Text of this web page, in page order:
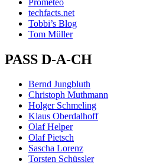
techfacts.net
Tobbi’s Blog
Tom Müller
PASS D-A-CH
Bernd Jungbluth
Christoph Muthmann
Holger Schmeling
Klaus Oberdalhoff
Olaf Helper
Olaf Pietsch
Sascha Lorenz
Torsten Schüssler